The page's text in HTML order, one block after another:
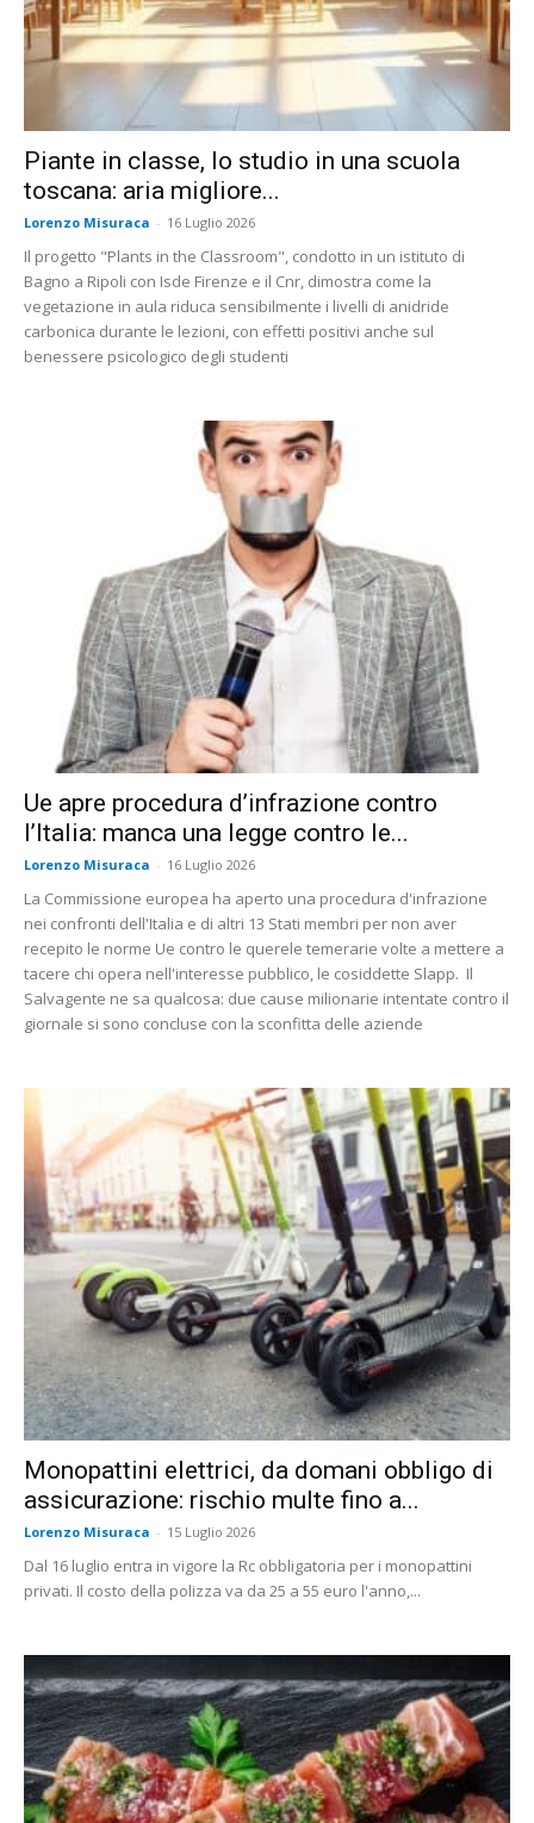
Piante in classe, lo studio in una scuola
toscana: aria migliore...
Lorenzo Misuraca - 16 Luglio 2026
Il progetto "Plants in the Classroom", condotto in un istituto di
Bagno a Ripoli con Isde Firenze e il Cnr, dimostra come la
vegetazione in aula riduca sensibilmente i livelli di anidride
carbonica durante le lezioni, con effetti positivi anche sul
benessere psicologico degli studenti
Ue apre procedura d’infrazione contro
l’Italia: manca una legge contro le...
Lorenzo Misuraca - 16 Luglio 2026
La Commissione europea ha aperto una procedura d'infrazione
nei confronti dell'Italia e di altri 13 Stati membri per non aver
recepito le norme Ue contro le querele temerarie volte a mettere a
tacere chi opera nell'interesse pubblico, le cosiddette Slapp. Il
Salvagente ne sa qualcosa: due cause milionarie intentate contro il
giornale si sono concluse con la sconfitta delle aziende
Monopattini elettrici, da domani obbligo di
assicurazione: rischio multe fino a...
Lorenzo Misuraca - 15 Luglio 2026
Dal 16 luglio entra in vigore la Rc obbligatoria per i monopattini
privati. Il costo della polizza va da 25 a 55 euro l'anno,...